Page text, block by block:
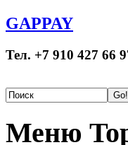
GAPPAY
Тел. +7 910 427 66
Меню